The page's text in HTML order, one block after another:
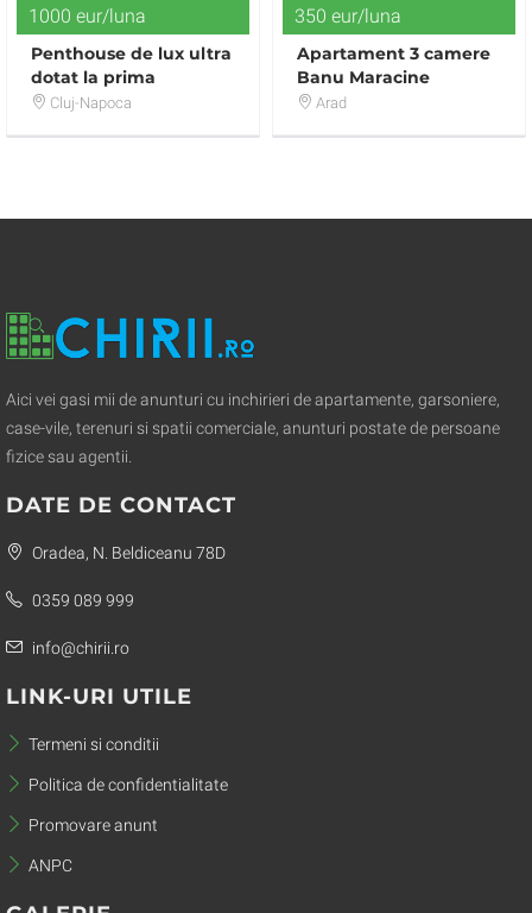
1000 eur/luna
Penthouse de lux ultra
dotat la prima
inchiriere-terasa 96
Cluj-Napoca
350 eur/luna
Apartament 3 camere
Banu Maracine
Arad
Aici vei gasi mii de anunturi cu inchirieri de apartamente, garsoniere,
case-vile, terenuri si spatii comerciale, anunturi postate de persoane
fizice sau agentii.
DATE DE CONTACT
Oradea, N. Beldiceanu 78D
0359 089 999
info@chirii.ro
LINK-URI UTILE
Termeni si conditii
Politica de confidentialitate
Promovare anunt
ANPC